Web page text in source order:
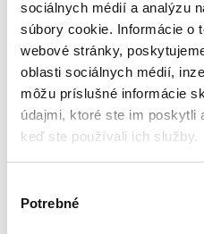
sociálnych médií a analýzu
súbory cookie. Informácie o
webové stránky,
oblasti sociálnych médií,
môžu príslušné informácie
údajmi, ktoré ste im poskytli
keď ste používali ich služby.
Potrebné
Odolnosť voči
Tepelná izolácia
Predĺžená životnosť
Odolné steny
Oceľový, antikorózny rám
Rýchla montáž
Veko s bezpečnostnou
Špecifikácia